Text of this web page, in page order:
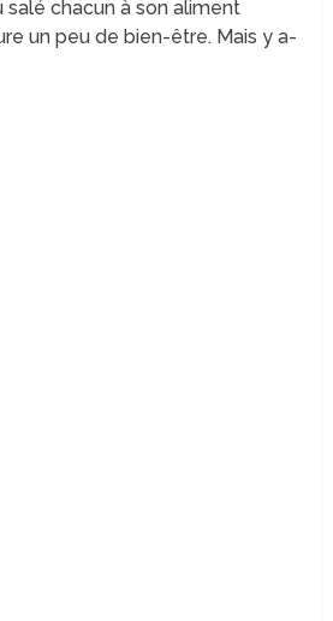
salé chacun à son aliment
un peu de bien-être. Mais y a-